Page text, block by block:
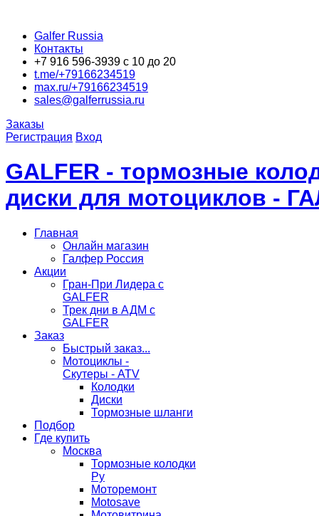
Galfer Russia
Контакты
+7 916 596-3939 с 10 до 20
t.me/+79166234519
max.ru/+79166234519
sales@galferrussia.ru
Заказы
Регистрация Вход
GALFER - тормозные
диски для мотоциклов -
Главная
Онлайн магазин
Галфер Россия
Акции
Гран-При Лидера c
GALFER
Трек дни в АДМ с
GALFER
Заказ
Быстрый заказ...
Мотоциклы -
Скутеры - ATV
Колодки
Диски
Тормозные шланги
Подбор
Где купить
Москва
Тормозные колодки
Ру
Моторемонт
Motosave